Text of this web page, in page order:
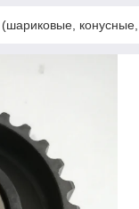
конусные,